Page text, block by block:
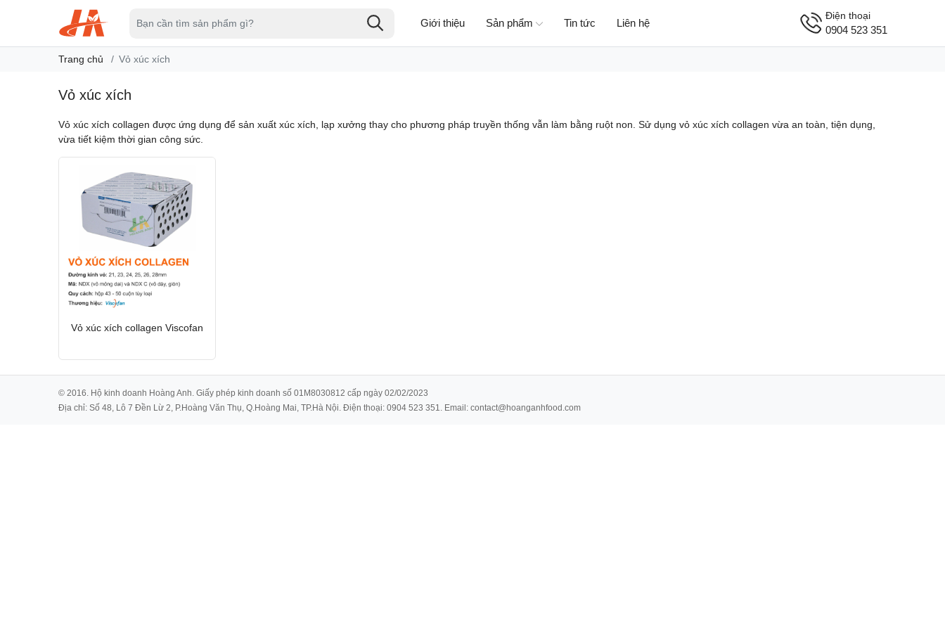
Giới thiệu Sản phẩm Tin tức Liên hệ
Điện thoại
0904 523 351
Trang chủ Vỏ xúc xích
Vỏ xúc xích
Vỏ xúc xích collagen được ứng dụng để sản xuất xúc xích, lạp xưởng thay cho phương pháp truyền thống vẫn làm bằng ruột non. Sử dụng vỏ xúc xích collagen vừa an toàn, tiện dụng,
vừa tiết kiệm thời gian công sức.
Vỏ xúc xích collagen Viscofan
© 2016. Hộ kinh doanh Hoàng Anh. Giấy phép kinh doanh số 01M8030812 cấp ngày 02/02/2023
Địa chỉ: Số 48, Lô 7 Đền Lừ 2, P.Hoàng Văn Thụ, Q.Hoàng Mai, TP.Hà Nội. Điện thoại: 0904 523 351. Email: contact@hoanganhfood.com